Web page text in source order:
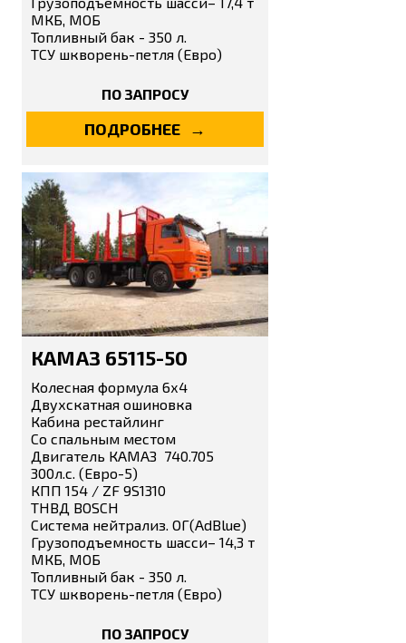
МКБ, МОБ
Топливный бак - 350 л.
ТСУ шкворень-петля (Евро)
ПО ЗАПРОСУ
ПОДРОБНЕЕ
КАМАЗ 65115-50
Колесная формула 6х4
Двухскатная ошиновка
Кабина рестайлинг
Со спальным местом
Двигатель КАМАЗ 740.705
300л.с. (Евро-5)
КПП 154 / ZF 9S1310
ТНВД BOSCH
Система нейтрализ. ОГ(AdBlue)
Грузоподъемность шасси– 14,3 т
МКБ, МОБ
Топливный бак - 350 л.
ТСУ шкворень-петля (Евро)
ПО ЗАПРОСУ